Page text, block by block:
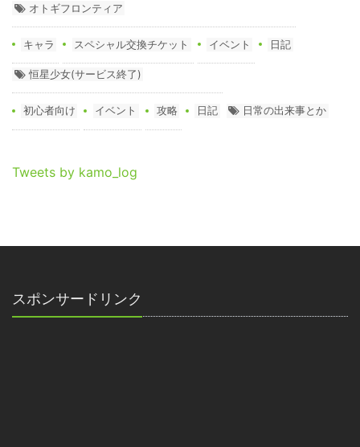
オトギフロンティア
キャラ スペシャル交換チケット イベント 日記
恒星少女(サービス終了)
初心者向け イベント 攻略 日記 日常の出来事とか
Tweets by kamo_log
スポンサードリンク